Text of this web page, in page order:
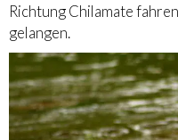
Richtung Chilamate
gelangen.